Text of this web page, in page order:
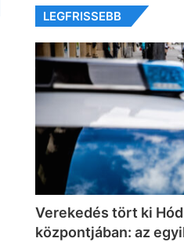
LEGFRISSEBB
Verekedés tört ki
központjában: az